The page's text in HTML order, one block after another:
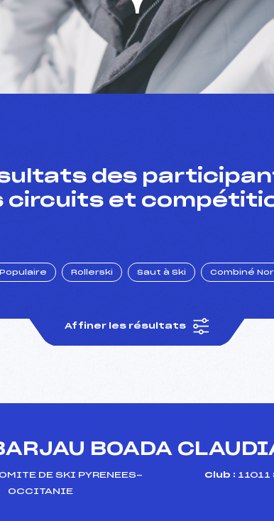
des
circuits et
Rollerski Saut à Ski Combiné
Affiner les résultats
BOADA
DE SKI PYRENEES-
OCCITANIE
Club : 11011